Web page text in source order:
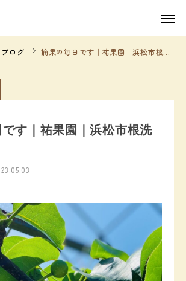
ブログ 摘果の毎日です｜祐果園｜浜松市根洗町
す｜祐果園｜浜松市根洗